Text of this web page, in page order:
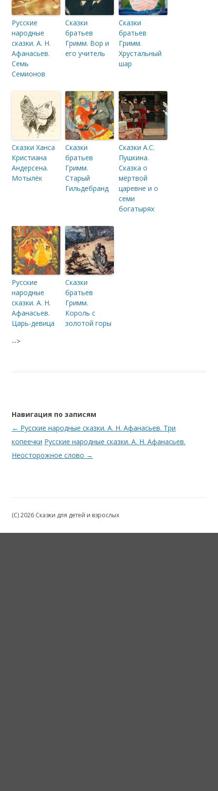
Русские
народные
сказки. А. Н.
Афанасьев.
Семь
Семионов
Сказки
братьев
Гримм. Вор и
его учитель
Сказки
братьев
Гримм.
Хрустальный
шар
Сказки Ханса
Кристиана
Андерсена.
Мотылёк
Сказки
братьев
Гримм.
Старый
Гильдебранд
Сказки А.С.
Пушкина.
Сказка о
мёртвой
царевне и о
семи
богатырях
Русские
народные
сказки. А. Н.
Афанасьев.
Царь-девица
Сказки
братьев
Гримм.
Король с
золотой горы
-->
Навигация по записям
← Русские народные сказки. А. Н. Афанасьев. Три
копеечки Русские народные сказки. А. Н. Афанасьев.
Неосторожное слово →
(C) 2026 Сказки для детей и взрослых